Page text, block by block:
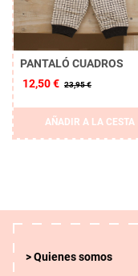
PANTALÓ CUADROS
12,50 € 23,95 €
AÑADIR A LA CESTA
Quienes somos